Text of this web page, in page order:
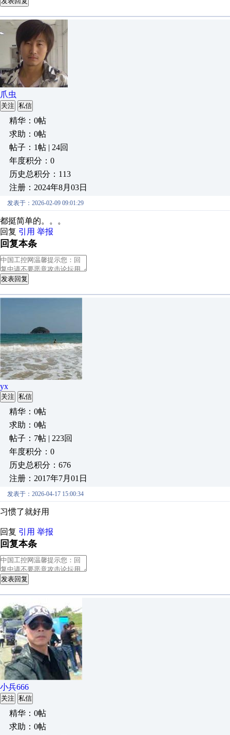
爪虫
关注 私信
精华：0帖
求助：0帖
帖子：1帖 | 24回
年度积分：0
历史总积分：113
注册：2024年8月03日
发表于：2026-02-09 09:01:29
都挺简单的。。。
回复 引用 举报
回复本条
发表回复
yx
关注 私信
精华：0帖
求助：0帖
帖子：7帖 | 223回
年度积分：0
历史总积分：676
注册：2017年7月01日
发表于：2026-04-17 15:00:34
习惯了就好用
回复 引用 举报
回复本条
发表回复
小兵666
关注 私信
精华：0帖
求助：0帖